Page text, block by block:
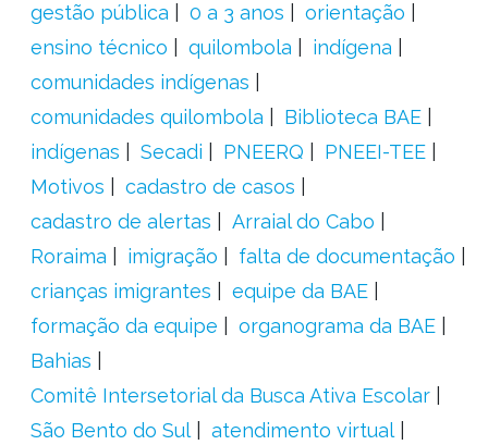
gestão pública
0 a 3 anos
orientação
ensino técnico
quilombola
indígena
comunidades indígenas
comunidades quilombola
Biblioteca BAE
indígenas
Secadi PNEERQ
PNEEI-TEE
Motivos
cadastro de casos
cadastro de alertas
Arraial do Cabo
Roraima
imigração
falta de documentação
crianças imigrantes
equipe da BAE
formação da equipe
organograma da BAE
Bahias
Comitê Intersetorial da Busca Ativa Escolar
São Bento do Sul
atendimento virtual